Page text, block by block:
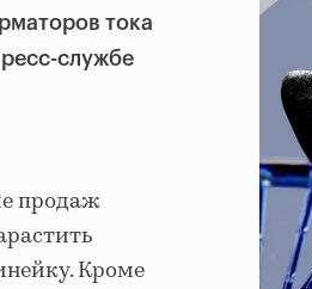
тока
службе
продаж
Кроме